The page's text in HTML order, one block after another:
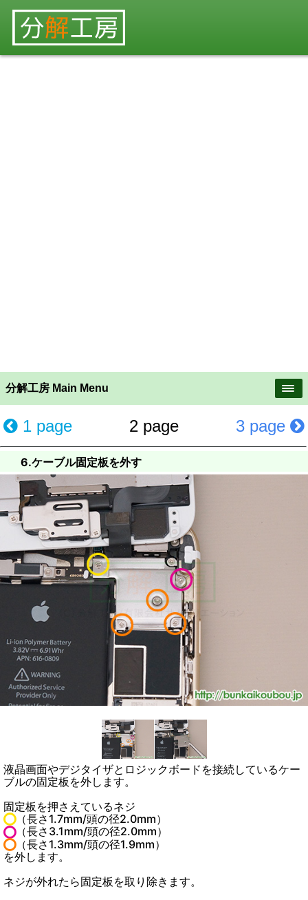
分解工房 Main Menu
1 page 2 page 3 page
6.ケーブル固定板を外す
液晶画面やデジタイザとロジックボードを接続しているケー
ブルの固定板を外します。
固定板を押さえているネジ
（長さ1.7mm/頭の径2.0mm）
（長さ3.1mm/頭の径2.0mm）
（長さ1.3mm/頭の径1.9mm）
を外します。
ネジが外れたら固定板を取り除きます。